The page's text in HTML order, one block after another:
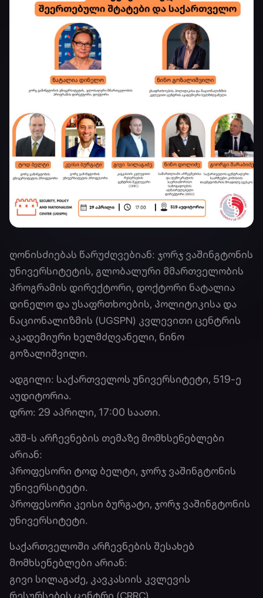
ღონისძიებას წარუძღვებიან: ჯორჯ ვაშინგტონის
უნივერსიტეტის, გლობალური მმართველობის
პროგრამის დირექტორი, დოქტორი ნატალია
დინელო და უსაფრთხოების, პოლიტიკისა და
ნაციონალიზმის (UGSPN) კვლევითი ცენტრის
აკადემიური ხელმძღვანელი, ნინო
გოზალიშვილი.
ადგილი: საქართველოს უნივერსიტეტი, 519-ე
აუდიტორია.
დრო: 29 აპრილი, 17:00 საათი.
აშშ-ს არჩევნების თემაზე მომხსენებლები
არიან:
პროფესორი ტოდ ბელტი, ჯორჯ ვაშინგტონის
უნივერსიტეტი.
პროფესორი კეისი ბურგატი, ჯორჯ ვაშინგტონის
უნივერსიტეტი.
საქართველოში არჩევნების შესახებ
მომხსენებლები არიან:
გივი სილაგაძე, კავკასიის კვლევის
რესურსების ცენტრი (CRRC).